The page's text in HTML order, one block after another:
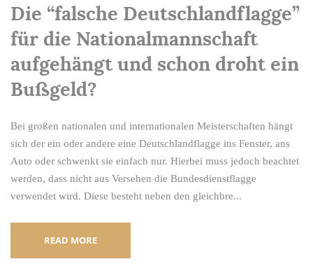
Die “falsche Deutschlandflagge”
für die Nationalmannschaft
aufgehängt und schon droht ein
Bußgeld?
Bei großen nationalen und internationalen Meisterschaften hängt
sich der ein oder andere eine Deutschlandflagge ins Fenster, ans
Auto oder schwenkt sie einfach nur. Hierbei muss jedoch beachtet
werden, dass nicht aus Versehen die Bundesdienstflagge
verwendet wird. Diese besteht neben den gleichbre...
READ MORE